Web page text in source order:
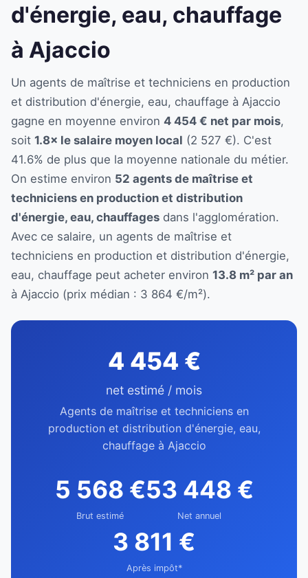
d'énergie, eau, chauffage
à Ajaccio
Un agents de maîtrise et techniciens en production
et distribution d'énergie, eau, chauffage à Ajaccio
gagne en moyenne environ 4 454 € net par mois,
soit 1.8× le salaire moyen local (2 527 €). C'est
41.6% de plus que la moyenne nationale du métier.
On estime environ 52 agents de maîtrise et
techniciens en production et distribution
d'énergie, eau, chauffages dans l'agglomération.
Avec ce salaire, un agents de maîtrise et
techniciens en production et distribution d'énergie,
eau, chauffage peut acheter environ 13.8 m² par an
à Ajaccio (prix médian : 3 864 €/m²).
4 454 €
net estimé / mois
Agents de maîtrise et techniciens en
production et distribution d'énergie, eau,
chauffage à Ajaccio
5 568 €
Brut estimé
53 448 €
Net annuel
3 811 €
Après impôt*